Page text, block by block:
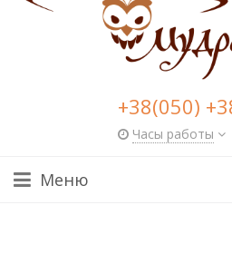
+38(050)
Часы работы
Меню